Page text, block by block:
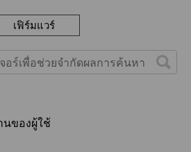
เฟิร์มแวร์
ของผู้ใช้